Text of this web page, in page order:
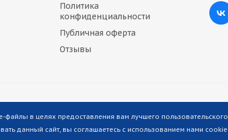
Политика
конфиденциальности
Публичная оферта
Отзывы
файлы в целях предоставления вам лучшего
данный сайт, вы соглашаетесь с использованием нами